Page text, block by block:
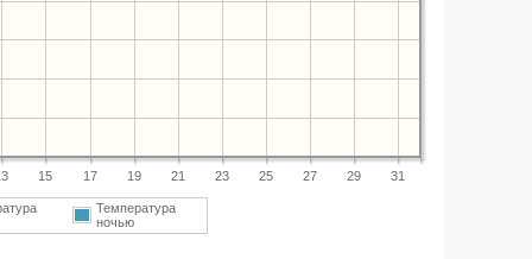
15 17 19 21 23 25 27 29 31
Температура
ночью